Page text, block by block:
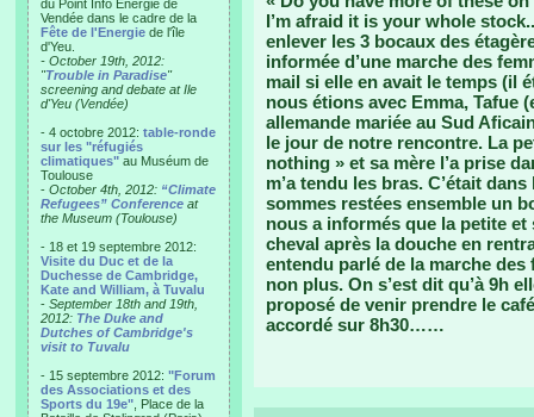
du Point Info Energie de
Vendée dans le cadre de la
Fête de l'Energie de l'île
d'Yeu.
- October 19th, 2012:
"Trouble in Paradise"
screening and debate at Ile
d'Yeu (Vendée)
- 4 octobre 2012: table-ronde
sur les "réfugiés
climatiques" au Muséum de
Toulouse
- October 4th, 2012: “Climate
Refugees” Conference at
the Museum (Toulouse)
- 18 et 19 septembre 2012:
Visite du Duc et de la
Duchesse de Cambridge,
Kate and William, à Tuvalu
- September 18th and 19th,
2012: The Duke and
Dutches of Cambridge's
visit to Tuvalu
- 15 septembre 2012: "Forum
des Associations et des
Sports du 19e" , Place de la
I’m afraid it is your whole
enlever les 3 bocaux des
informée d’une marche des
mail si elle en avait le temps (il
nous étions avec Emma, Tafue
allemande mariée au Sud
le jour de notre rencontre. La
nothing » et sa mère l’a prise
m’a tendu les bras. C’était
sommes restées ensemble un
nous a informés que la petite
cheval après la douche en
entendu parlé de la marche
non plus. On s’est dit qu’à 9h
proposé de venir prendre le
accordé sur 8h30……